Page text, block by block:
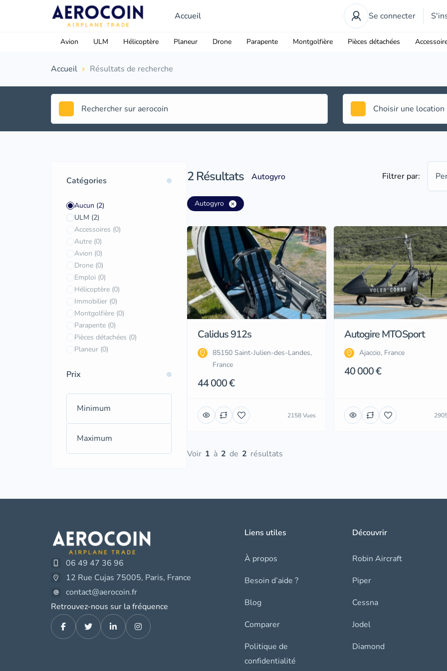
Accueil Se connecter
Avion ULM Hélicoptère Planeur Drone Parapente Montgolfière Pièces détachées
Accueil Résultats de recherche
Catégories
Aucun (2)
ULM (2)
Accessoires (0)
Autre (0)
Avion (0)
Drone (0)
Emploi (0)
Hélicoptère (0)
Immobilier (0)
Montgolfière (0)
Parapente (0)
Pièces détachées (0)
Planeur (0)
Prix
2 Résultats Autogyro Filtrer par:
Autogyro
Calidus 912s
85150 Saint-Julien-des-Landes,
France
44 000 €
2158 Vues
Autogire MTOSport
Ajaccio, France
40 000 €
Voir 1 à 2 de 2 résultats
06 49 47 36 96
12 Rue Cujas 75005, Paris, France
contact@aerocoin.fr
Retrouvez-nous sur la fréquence
Liens utiles
À propos
Besoin d’aide ?
Blog
Comparer
Politique de
confidentialité
Découvrir
Robin Aircraft
Piper
Cessna
Jodel
Diamond